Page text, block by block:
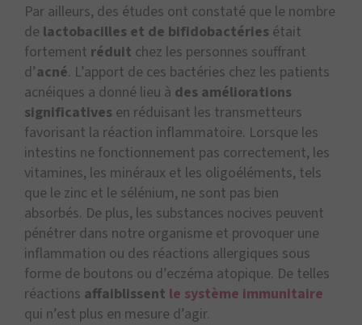
Par ailleurs, des études ont constaté que le nombre
de lactobacilles et de bifidobactéries était
fortement réduit chez les personnes souffrant
d’acné. L’apport de ces bactéries chez les patients
acnéiques a donné lieu à des améliorations
significatives en réduisant les transmetteurs
favorisant la réaction inflammatoire. Lorsque les
intestins ne fonctionnement pas correctement, les
vitamines, les minéraux et les oligoéléments, tels
que le zinc et le sélénium, ne sont pas bien
absorbés. De plus, les substances nocives peuvent
pénétrer dans notre organisme et provoquer une
inflammation ou des réactions allergiques sous
forme de boutons ou d’eczéma atopique. De telles
réactions affaiblissent le système immunitaire
qui n’est plus en mesure d’agir.